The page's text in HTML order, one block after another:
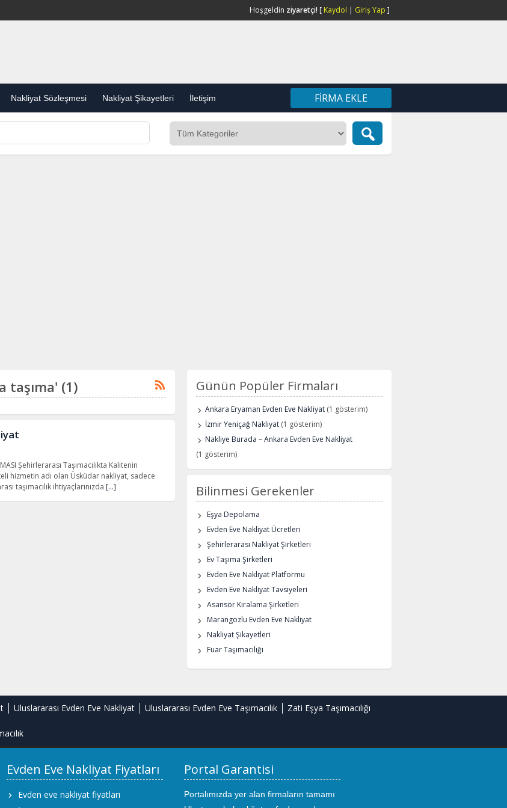
Hoşgeldin ziyaretçi! [ Kaydol | Giriş Yap ]
Nakliyat Sözleşmesi Nakliyat Şikayetleri İletişim FIRMA EKLE
taşıma' (1)
Şehirlerarası Taşımacılıkta Kalitenin
hizmetin adı olan Üsküdar nakliyat, sadece
taşımacılık ihtiyaçlarınızda […]
Günün Popüler Firmaları
Ankara Eryaman Evden Eve Nakliyat (1 gösterim)
İzmir Yeniçağ Nakliyat (1 gösterim)
Nakliye Burada – Ankara Evden Eve Nakliyat
(1 gösterim)
Bilinmesi Gerekenler
Eşya Depolama
Evden Eve Nakliyat Ücretleri
Şehirlerarası Nakliyat Şirketleri
Ev Taşıma Şirketleri
Evden Eve Nakliyat Platformu
Evden Eve Nakliyat Tavsiyeleri
Asansör Kiralama Şirketleri
Marangozlu Evden Eve Nakliyat
Nakliyat Şikayetleri
Fuar Taşımacılığı
Uluslararası Evden Eve Nakliyat Uluslararası Evden Eve Taşımacılık Zati Eşya Taşımacılığı
Evden Eve Nakliyat Fiyatları
Evden eve nakliyat fiyatları
Portal Garantisi
Portalımızda yer alan firmaların tamamı